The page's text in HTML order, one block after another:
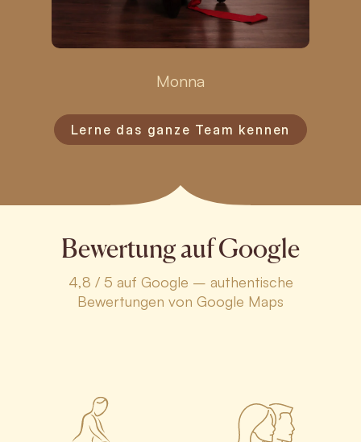
Monna
Lerne das ganze Team kennen
Bewertung auf Google
4,8 / 5 auf Google – authentische
Bewertungen von Google Maps